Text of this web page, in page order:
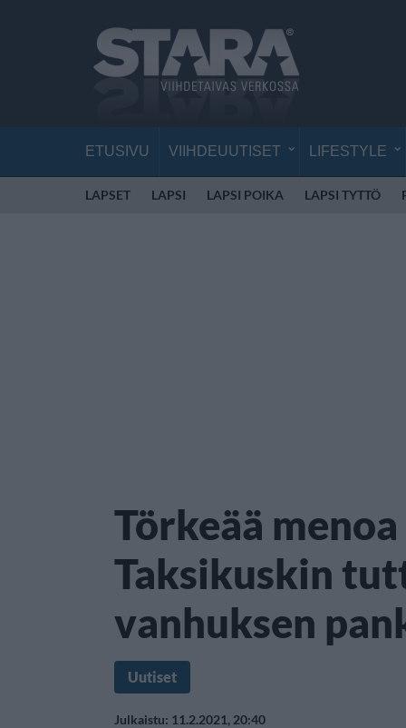
ETUSIVU VIIHDEUUTISET LIFESTYLE
LAPSET LAPSI LAPSI POIKA LAPSI TYTTÖ
Törkeää menoa
Taksikuskin
vanhuksen
Uutiset
Julkaistu: 11.2.2021, 20:40